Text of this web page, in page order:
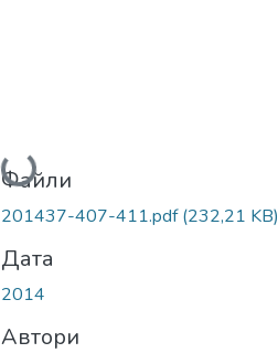
Вантажиться...
Файли
201437-407-411.pdf(232,21 KB)
Дата
2014
Автори